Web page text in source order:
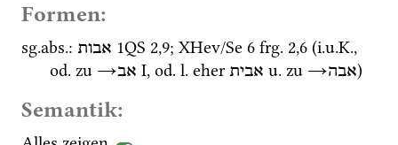
Formen:
sg.abs.: אבות 1QS 2,9; XHev/Se 6 frg. 2,6 (i.u.K.
od. zu →אב ‎ I, od. l. eher אבית u. zu →אבה)
Semantik: